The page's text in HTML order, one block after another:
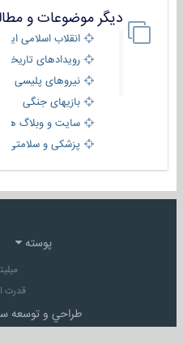
دیگر موضوعات و
انقلاب اسلامی ایران
رویدادهای تاریخی
نیروهای پلیسی
بازیهای جنگی
سایت و وبلاگ ها
پزشکی و سلامتی
پوسته
قدرت از IPS
طراحي و توسعه